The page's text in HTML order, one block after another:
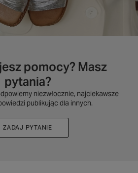
pomocy? Masz
pytania?
niezwłocznie, najciekawsze
publikując dla innych.
ZADAJ PYTANIE